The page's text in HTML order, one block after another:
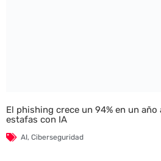
El phishing crece un 94% en un año
estafas con IA
AI, Ciberseguridad